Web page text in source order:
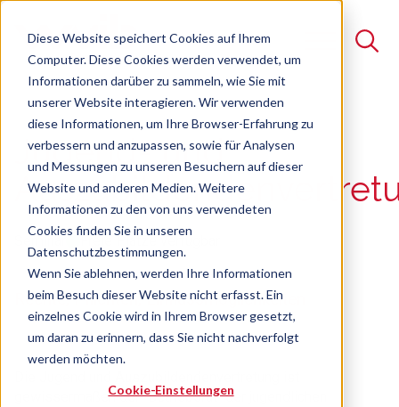
Diese Website speichert Cookies auf Ihrem
Computer. Diese Cookies werden verwendet, um
Informationen darüber zu sammeln, wie Sie mit
unserer Website interagieren. Wir verwenden
diese Informationen, um Ihre Browser-Erfahrung zu
verbessern und anzupassen, sowie für Analysen
und Messungen zu unseren Besuchern auf dieser
Website und anderen Medien. Weitere
Informationen zu den von uns verwendeten
Cookies finden Sie in unseren
Datenschutzbestimmungen.
Wenn Sie ablehnen, werden Ihre Informationen
beim Besuch dieser Website nicht erfasst. Ein
einzelnes Cookie wird in Ihrem Browser gesetzt,
um daran zu erinnern, dass Sie nicht nachverfolgt
werden möchten.
Cookie-Einstellungen
Suche
Es gibt keine Vorschläge, da das Suchfeld leer ist.
Jugend- und
Seminar Freie Plätze verfügbar
Rechte, Pflichten, Einflussmöglichkeiten
gewissermaßen der "Betriebsrat" der jugendlichen